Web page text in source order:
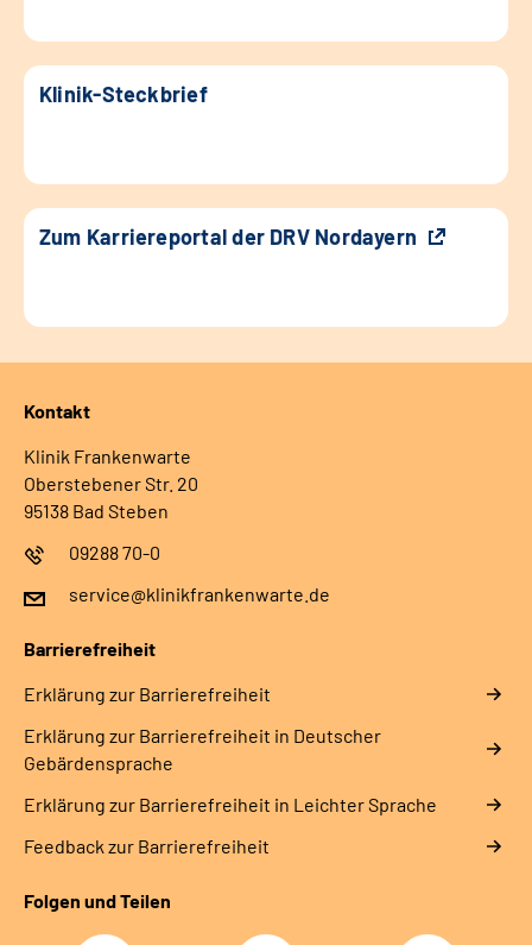
Klinik-Steckbrief
Zum Karriereportal der DRV Nordayern
Kontakt
Klinik Frankenwarte
Oberstebener Str. 20
95138 Bad Steben
09288 70-0
service@klinikfrankenwarte.de
Barrierefreiheit
Erklärung zur Barrierefreiheit
Erklärung zur Barrierefreiheit in Deutscher
Gebärdensprache
Erklärung zur Barrierefreiheit in Leichter Sprache
Feedback zur Barrierefreiheit
Folgen und Teilen